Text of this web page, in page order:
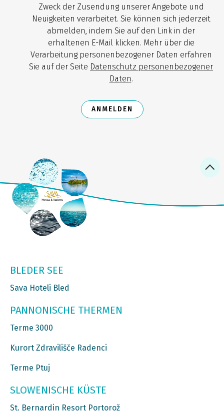
Zweck der Zusendung unserer Angebote und
Neuigkeiten verarbeitet. Sie können sich jederzeit
abmelden, indem Sie auf den Link in der
erhaltenen E-Mail klicken. Mehr über die
Verarbeitung personenbezogener Daten erfahren
Sie auf der Seite Datenschutz personenbezogener
Daten.
ANMELDEN
BLEDER SEE
Sava Hoteli Bled
PANNONISCHE THERMEN
Terme 3000
Kurort Zdravilišče Radenci
Terme Ptuj
SLOWENISCHE KÜSTE
St. Bernardin Resort Portorož